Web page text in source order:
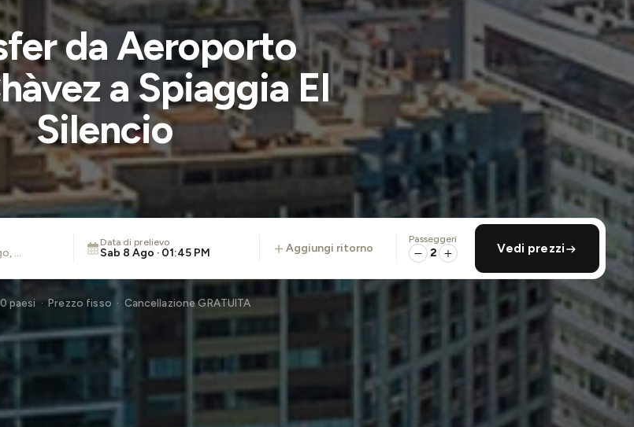
da Aeroporto
a Spiaggia El
Silencio
Data di prelievo
Sab 8 Ago · 01:45 PM aggiungi ritorno
Passeggeri
2 Vedi prezzi
paesi · Prezzo fisso · Cancellazione GRATUITA